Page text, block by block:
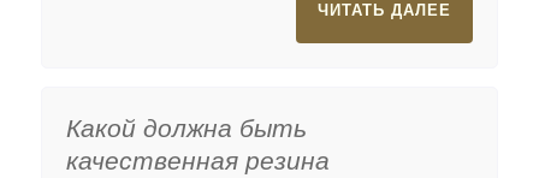
ЧИТАТЬ ДАЛЕЕ
Какой должна быть
качественная резина